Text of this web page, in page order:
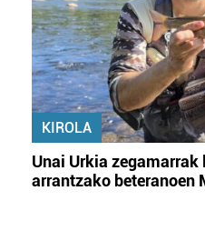
KIROLA
Unai Urkia
arrantzako beteranoen